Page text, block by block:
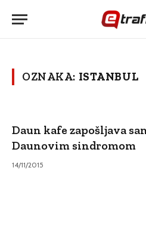
OZNAKA: ISTANBUL
Daun kafe zapošljava
Daunovim sindromom
14/11/2015